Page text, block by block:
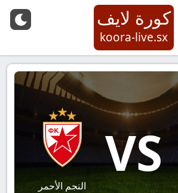
كورة لايف
koora-live.sx
VS
النجم الأحمر